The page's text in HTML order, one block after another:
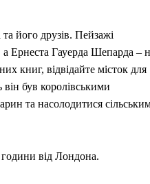
його друзів. Пейзажі
Ернеста Гауерда Шепарда –
книг, відвідайте місток для
був королівськими
та насолодитися
від Лондона.